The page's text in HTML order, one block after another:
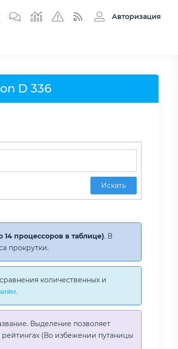
Авторизация
D 336
Искать
14 процессоров в таблице). В
прокрутки.
количественных и
Выделение позволяет
(Во избежении путаницы